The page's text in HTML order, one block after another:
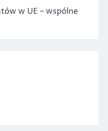
w UE – wspólne